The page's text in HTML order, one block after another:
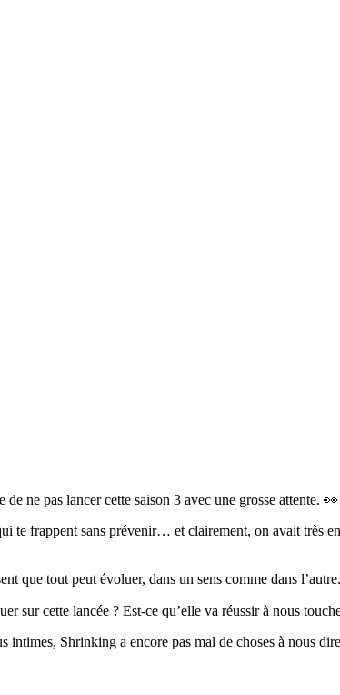
ne pas lancer cette saison 3 avec une grosse attente. 👀
te frappent sans prévenir… et clairement, on avait très
que tout peut évoluer, dans un sens comme dans
sur cette lancée ? Est-ce qu’elle va réussir à nous
intimes, Shrinking a encore pas mal de choses à nous